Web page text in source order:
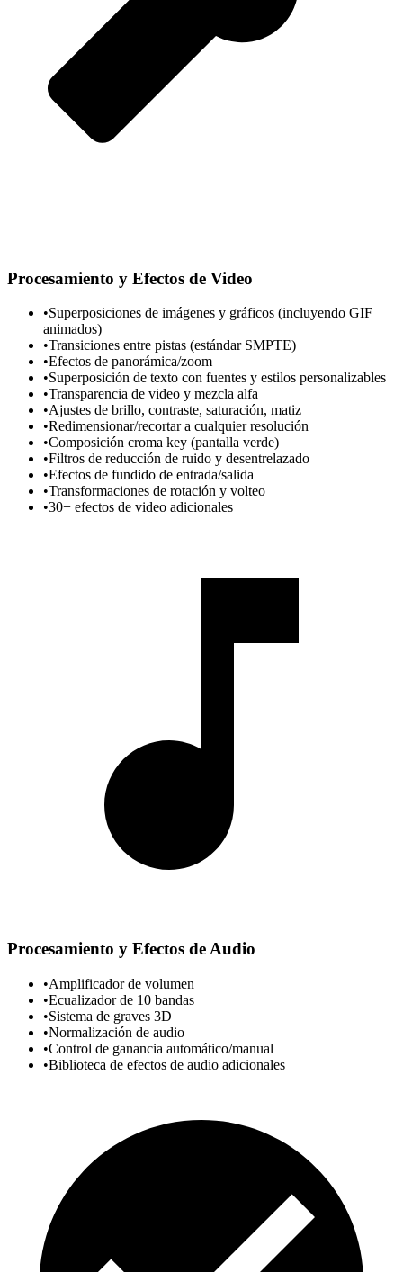
Procesamiento y Efectos de Video
•Superposiciones de imágenes y gráficos (incluyendo GIF
animados)
•Transiciones entre pistas (estándar SMPTE)
•Efectos de panorámica/zoom
•Superposición de texto con fuentes y estilos personalizables
•Transparencia de video y mezcla alfa
•Ajustes de brillo, contraste, saturación, matiz
•Redimensionar/recortar a cualquier resolución
•Composición croma key (pantalla verde)
•Filtros de reducción de ruido y desentrelazado
•Efectos de fundido de entrada/salida
•Transformaciones de rotación y volteo
•30+ efectos de video adicionales
Procesamiento y Efectos de Audio
•Amplificador de volumen
•Ecualizador de 10 bandas
•Sistema de graves 3D
•Normalización de audio
•Control de ganancia automático/manual
•Biblioteca de efectos de audio adicionales